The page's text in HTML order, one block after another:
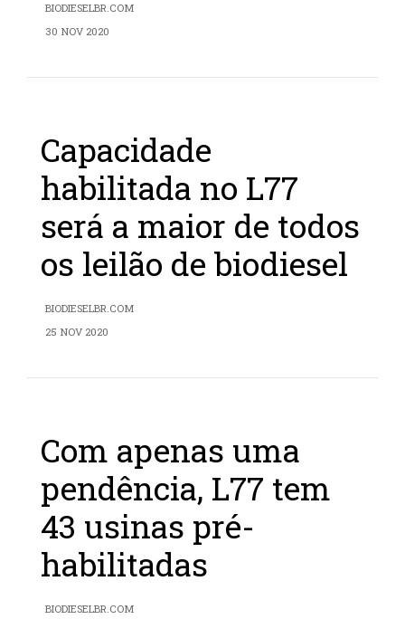
BIODIESELBR.COM
30 NOV 2020
Capacidade
habilitada no L77
será a maior de todos
os leilão de biodiesel
BIODIESELBR.COM
25 NOV 2020
Com apenas uma
pendência, L77 tem
43 usinas pré-
habilitadas
BIODIESELBR.COM